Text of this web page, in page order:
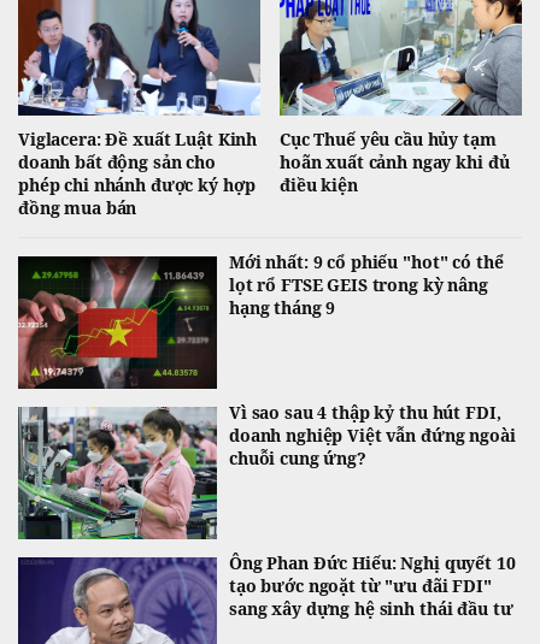
Viglacera: Đề xuất Luật Kinh
doanh bất động sản cho
phép chi nhánh được ký hợp
đồng mua bán
Cục Thuế yêu cầu hủy tạm
hoãn xuất cảnh ngay khi đủ
điều kiện
Mới nhất: 9 cổ phiếu "hot" có thể
lọt rổ FTSE GEIS trong kỳ nâng
hạng tháng 9
Vì sao sau 4 thập kỷ thu hút FDI,
doanh nghiệp Việt vẫn đứng ngoài
chuỗi cung ứng?
Ông Phan Đức Hiếu: Nghị quyết 10
tạo bước ngoặt từ "ưu đãi FDI"
sang xây dựng hệ sinh thái đầu tư